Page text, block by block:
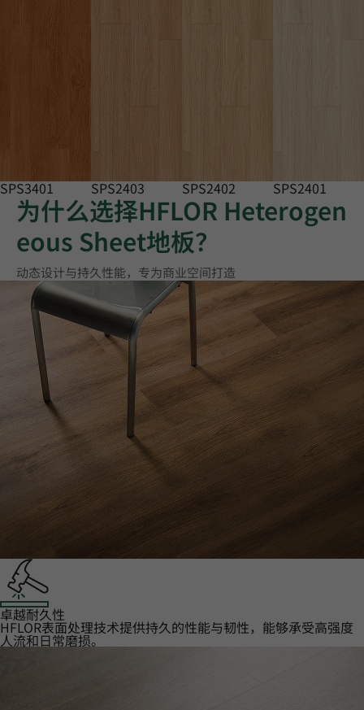
SPS3401 SPS2403 SPS2402 SPS2401
为什么选择HFLOR Heterogen
eous Sheet地板？
动态设计与持久性能，专为商业空间打造
卓越耐久性‌
HFLOR表面处理技术提供持久的性能与韧性，能够承受高强度
人流和日常磨损。